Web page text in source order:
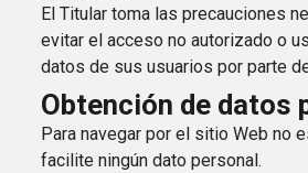
El Titular toma las precauciones
evitar el acceso no autorizado o
datos de sus usuarios por parte
Obtención de datos
Para navegar por el sitio Web no
facilite ningún dato personal.